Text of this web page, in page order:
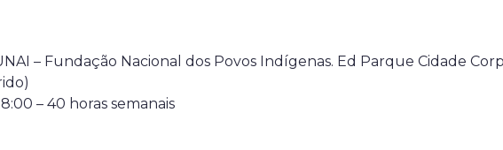
– Fundação Nacional dos Povos Indígenas. Ed Parque Cidade
– 40 horas semanais